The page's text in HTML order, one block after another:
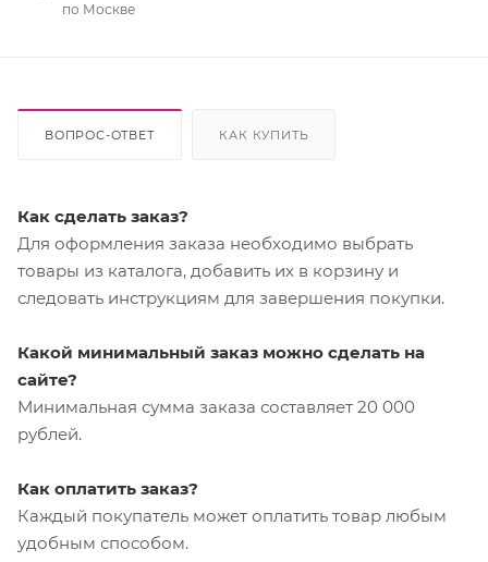
по Москве
ВОПРОС-ОТВЕТ КАК КУПИТЬ
Как сделать заказ?
Для оформления заказа необходимо выбрать
товары из каталога, добавить их в корзину и
следовать инструкциям для завершения покупки.
Какой минимальный заказ можно сделать на
сайте?
Минимальная сумма заказа составляет 20 000
рублей.
Как оплатить заказ?
Каждый покупатель может оплатить товар любым
удобным способом.